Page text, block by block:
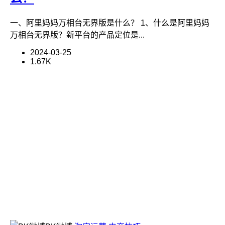
一、阿里妈妈万相台无界版是什么？ 1、什么是阿里妈妈
万相台无界版？新平台的产品定位是...
2024-03-25
1.67K